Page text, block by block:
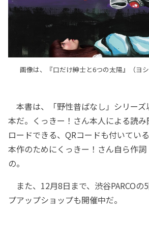
画像は、『口だけ紳士と6つの太陽』（ヨ
本書は、「野性昔ばなし」シリー
本だ。くっきー！さん本人による読
ロードできる、QRコードも付いてい
本作のためにくっきー！さん自ら作
の。
また、12月8日まで、渋谷PARCOの
プアップショップも開催中だ。